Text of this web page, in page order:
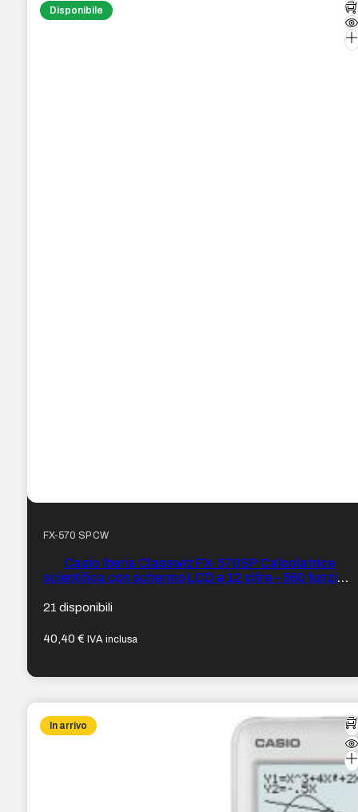
Disponibile
FX-570 SP CW
Casio Iberia Classwiz FX-570SP Calcolatrice
scientifica con schermo LCD a 12 cifre – 560 funzioni
21 disponibili
40,40€ IVA inclusa
In arrivo